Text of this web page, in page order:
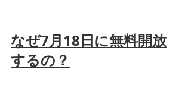
なぜ7月18日に無料開放
するの？